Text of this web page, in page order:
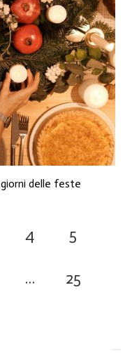
delle feste
4 5
… 25